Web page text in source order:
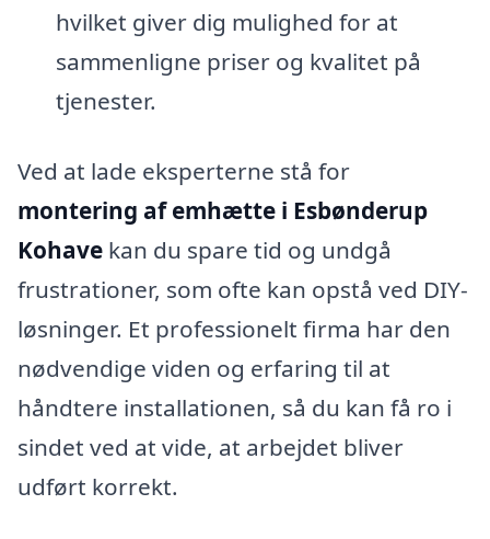
hvilket giver dig mulighed for at
sammenligne priser og kvalitet på
tjenester.
Ved at lade eksperterne stå for
montering af emhætte i Esbønderup
Kohave kan du spare tid og undgå
frustrationer, som ofte kan opstå ved DIY-
løsninger. Et professionelt firma har den
nødvendige viden og erfaring til at
håndtere installationen, så du kan få ro i
sindet ved at vide, at arbejdet bliver
udført korrekt.